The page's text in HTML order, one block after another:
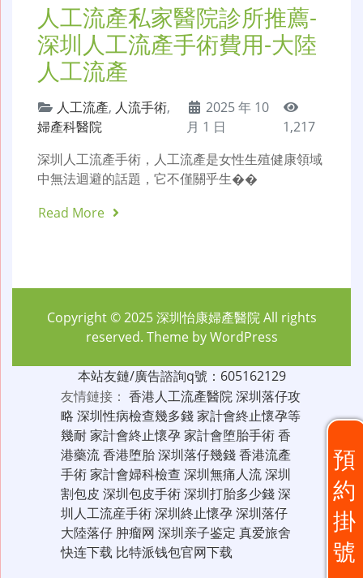
人工流產私家醫院診所推薦-
深圳人工流產手術費用-大陸
人工流產
人工流產, 人流手術,
婦產科醫院
2025 年 10
月 1 日
1,217
深圳人工流產手術，人工流產是女性生殖健康領域
中無法迴避的話題，它不僅關乎生��
Read More
預
約
掛
號
Copyright © 2025深圳怡康婦產醫院All rights
reserved. Theme byWordPress
本站友鏈/廣告諮詢q號：605162129
友情鏈接： 香港人工流產醫院深圳落仔攻
略 深圳性病檢查幾多錢家計會終止懷孕等
幾耐家計會終止懷孕家計會堕胎手術香
港藥流香港堕胎深圳落仔幾錢香港流產
手術家計會婦科檢查 深圳無痛人流深圳
割包皮 深圳包皮手術深圳打胎多少錢深
圳人工流産手術深圳終止懷孕深圳落仔
大陸落仔 肿瘤网 深圳亲子鉴定 真爱旅舍
快连下载 比特派钱包官网下载